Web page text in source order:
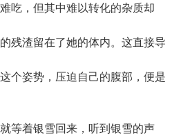
吃，但其中难以转化的杂质却
残渣留在了她的体内。这直接导
个姿势，压迫自己的腹部，便是
着银雪回来，听到银雪的声